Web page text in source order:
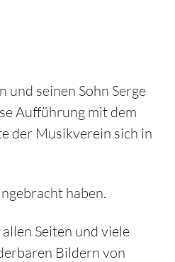
seinen Sohn Serge
Aufführung mit dem
der Musikverein sich in
haben.
Seiten und viele
Bildern von